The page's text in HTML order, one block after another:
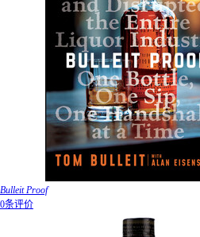
Bulleit Proof
0条评价